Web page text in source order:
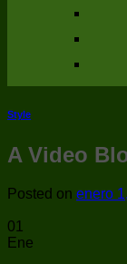
Style
A Video
Posted on enero
01
Ene